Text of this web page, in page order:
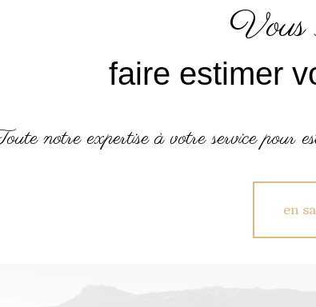
faire estimer
notre expertise à votre service pour
en